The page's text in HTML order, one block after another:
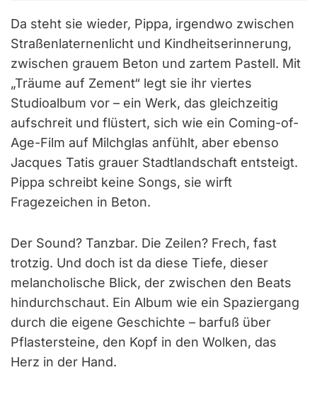
Da steht sie wieder, Pippa, irgendwo zwischen
Straßenlaternenlicht und Kindheitserinnerung,
zwischen grauem Beton und zartem Pastell. Mit
„Träume auf Zement“ legt sie ihr viertes
Studioalbum vor – ein Werk, das gleichzeitig
aufschreit und flüstert, sich wie ein Coming-of-
Age-Film auf Milchglas anfühlt, aber ebenso
Jacques Tatis grauer Stadtlandschaft entsteigt.
Pippa schreibt keine Songs, sie wirft
Fragezeichen in Beton.
Der Sound? Tanzbar. Die Zeilen? Frech, fast
trotzig. Und doch ist da diese Tiefe, dieser
melancholische Blick, der zwischen den Beats
hindurchschaut. Ein Album wie ein Spaziergang
durch die eigene Geschichte – barfuß über
Pflastersteine, den Kopf in den Wolken, das
Herz in der Hand.